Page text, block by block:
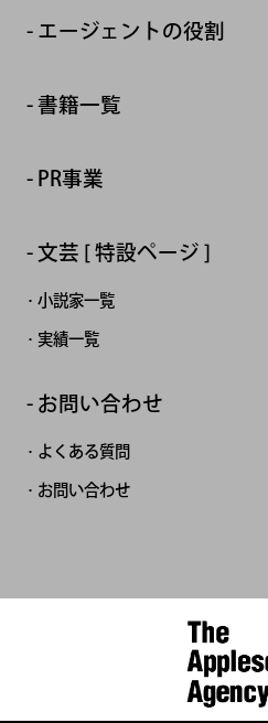
エージェントの役割
書籍一覧
PR事業
文芸 [ 特設ページ ]
小説家一覧
実績一覧
お問い合わせ
よくある質問
お問い合わせ